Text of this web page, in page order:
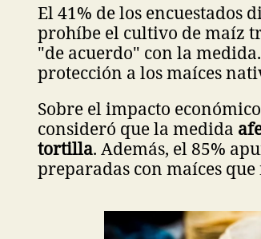
El 41% de los encuestados
prohíbe el cultivo de maíz
"de acuerdo" con la
protección a los maíces
Sobre el impacto
consideró que la medida
tortilla. Además, el 85%
preparadas con maíces